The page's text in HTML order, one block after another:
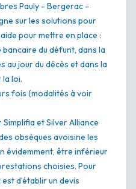
Pauly - Bergerac -
sur les solutions pour
pour mettre en place :
du défunt, dans la
au jour du décès et dans la
loi.
fois (modalités à voir
et Silver Alliance
obsèques avoisine les
évidemment, être inférieur
choisies. Pour
d’établir un devis